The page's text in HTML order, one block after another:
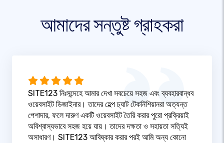
আমাদের সন্তুষ্ট গ্রাহকরা
SITE123 নিঃসন্দেহে আমার দেখা সবচেয়ে সহজ এবং ব্যবহারবান্ধব
ওয়েবসাইট ডিজাইনার। তাদের হেল্প চ্যাট টেকনিশিয়ানরা অত্যন্ত
পেশাদার, ফলে দারুণ একটি ওয়েবসাইট তৈরি করার পুরো প্রক্রিয়াই
অবিশ্বাস্যভাবে সহজ হয়ে যায়। তাদের দক্ষতা ও সহায়তা সত্যিই
অসাধারণ। SITE123 আবিষ্কার করার পরই আমি অন্য কোনো